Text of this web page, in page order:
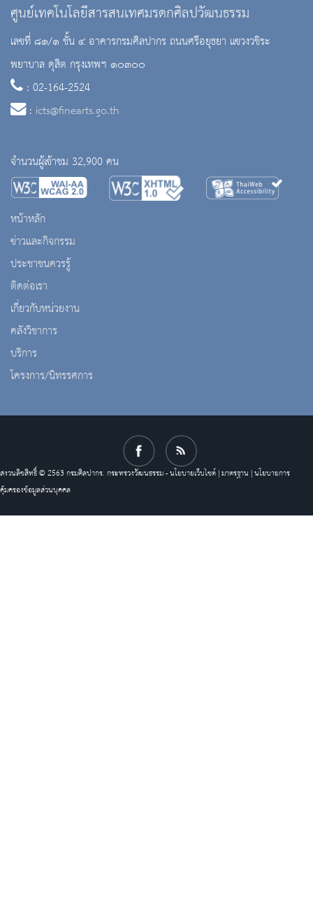
ศูนย์เทคโนโลยีสารสนเทศมรดกศิลปวัฒนธรรม
เลขที่ ๘๑/๑ ชั้น ๔ อาคารกรมศิลปากร ถนนศรีอยุธยา แขวงวชิระ
พยาบาล ดุสิต กรุงเทพฯ ๑๐๓๐๐
: 02-164-2524
: icts@finearts.go.th
จำนวนผู้เข้าชม 32,900 คน
หน้าหลัก
ข่าวและกิจกรรม
ประชาชนควรรู้
ติดต่อเรา
เกี่ยวกับหน่วยงาน
คลังวิชาการ
บริการ
โครงการ/นิทรรศการ
สงวนลิขสิทธิ์ © 2563 กรมศิลปากร. กระทรวงวัฒนธรรม -นโยบายเว็บไซต์|มาตรฐาน |นโยบายการ
คุ้มครองข้อมูลส่วนบุคคล